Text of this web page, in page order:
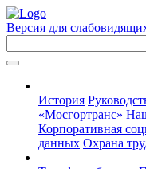
Версия для
История
«Мосгортранс»
Корпоративная
данных Охрана